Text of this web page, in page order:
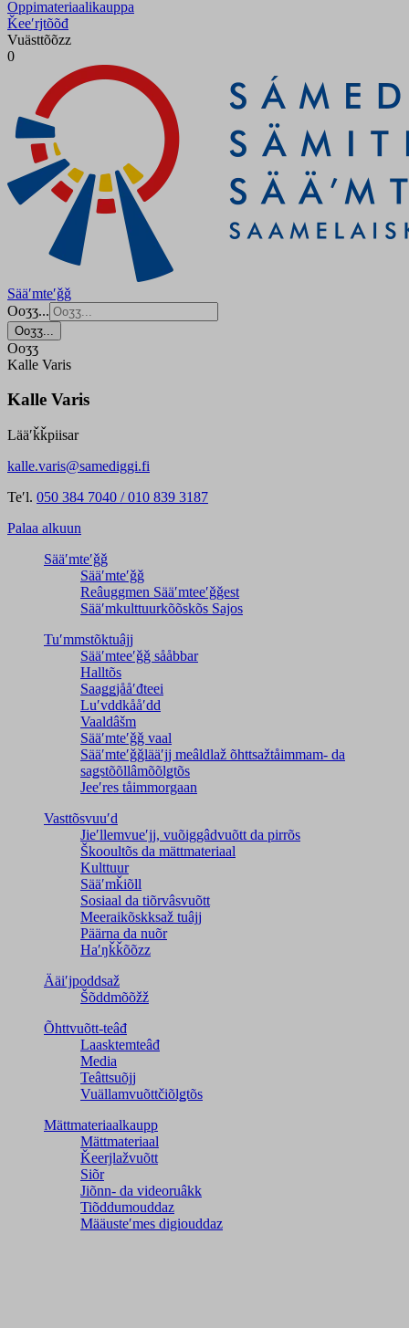
Oppimateriaalikauppa
Ǩeeʹrjtõõđ
Vuästtõõzz
0
Sääʹmteʹǧǧ
Ooʒʒ...
Ooʒʒ...
Ooʒʒ
Kalle Varis
Kalle Varis
Lääʹǩǩpiisar
kalle.varis@samediggi.fi
Teʹl. 050 384 7040 / 010 839 3187
Palaa alkuun
Sääʹmteʹǧǧ
Sääʹmteʹǧǧ
Reâuggmen Sääʹmteeʹǧǧest
Sääʹmkulttuurkõõskõs Sajos
Tuʹmmstõktuâjj
Sääʹmteeʹǧǧ sååbbar
Halltõs
Saaǥǥjååʹđteei
Luʹvddkååʹdd
Vaaldâšm
Sääʹmteʹǧǧ vaal
Sääʹmteʹǧǧlääʹjj meâldlaž õhttsažtåimmam- da
saǥstõõllâmõõlǥtõs
Jeeʹres tåimmorgaan
Vasttõsvuuʹd
Jieʹllemvueʹjj, vuõiggâdvuõtt da pirrõs
Škooultõs da mättmateriaal
Kulttuur
Sääʹmǩiõll
Sosiaal da tiõrvâsvuõtt
Meeraikõskksaž tuâjj
Päärna da nuõr
Haʹŋǩǩõõzz
Ääiʹjpoddsaž
Šõddmõõžž
Õhttvuõtt-teâđ
Laasktemteâđ
Media
Teâttsuõjj
Vuällamvuõttčiõlǥtõs
Mättmateriaalkaupp
Mättmateriaal
Ǩeerjlažvuõtt
Siõr
Jiõnn- da videoruâkk
Tiõddumouddaz
Määusteʹmes digiouddaz